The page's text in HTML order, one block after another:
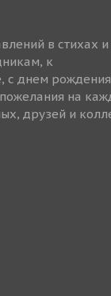
в стихах и
к
с днем
на
друзей и